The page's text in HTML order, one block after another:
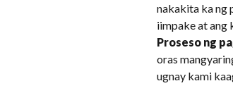
nakakita ka ng
iimpake at ang
Proseso ng
oras
ugnay kami